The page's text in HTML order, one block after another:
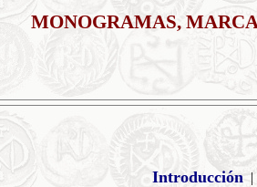
MONOGRAMAS,
Introducción